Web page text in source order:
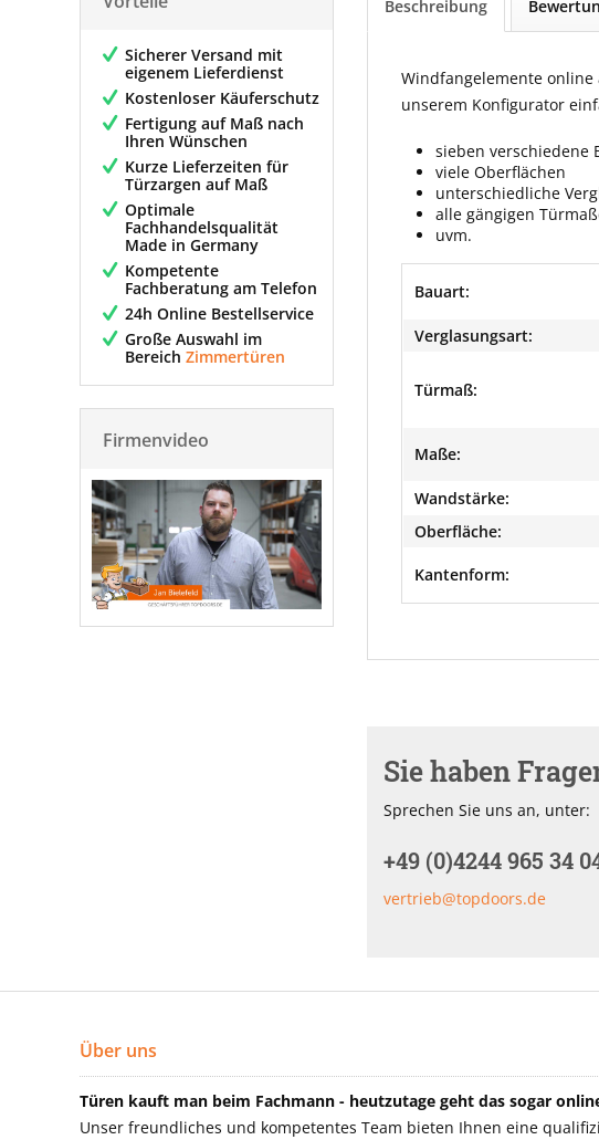
Sicherer Versand mit
eigenem Lieferdienst
Kostenloser Käuferschutz
Fertigung auf Maß nach
Ihren Wünschen
Kurze Lieferzeiten für
Türzargen auf Maß
Optimale
Fachhandelsqualität
Made in Germany
Kompetente
Fachberatung am Telefon
24h Online Bestellservice
Große Auswahl im
Bereich Zimmertüren
Firmenvideo
Beschreibung
Windfangelemente
unserem Konfigurator
sieben verschiedene
viele Oberflächen
unterschiedliche
alle gängigen
uvm.
Bauart:
Verglasungsart:
Türmaß:
Maße:
Wandstärke:
Oberfläche:
Kantenform:
Sie haben
Sprechen Sie uns an, unter:
+49 (0)4244 965 34
vertrieb@topdoors.de
Über uns
Türen kauft man beim Fachmann - heutzutage geht das sogar
Unser freundliches und kompetentes Team bieten Ihnen eine